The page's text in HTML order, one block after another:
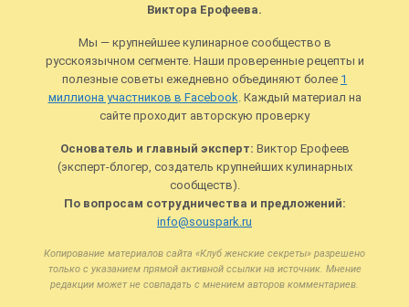
Виктора Ерофеева.
Мы — крупнейшее кулинарное сообщество в
русскоязычном сегменте. Наши проверенные рецепты и
полезные советы ежедневно объединяют более 1
миллиона участников в Facebook . Каждый материал на
сайте проходит авторскую проверку
Основатель и главный эксперт: Виктор Ерофеев
(эксперт-блогер, создатель крупнейших кулинарных
сообществ).
По вопросам сотрудничества и предложений:
info@souspark.ru
Копирование материалов сайта «Клуб женские секреты» разрешено
только с указанием прямой активной ссылки на источник. Мнение
редакции может не совпадать с мнением авторов комментариев.